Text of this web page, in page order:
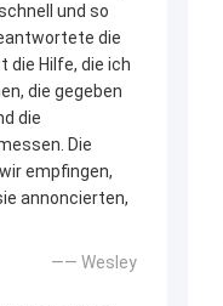
und so
die
die Hilfe, die ich
die gegeben
die
Die
empfingen,
annoncierten,
—— Wesley